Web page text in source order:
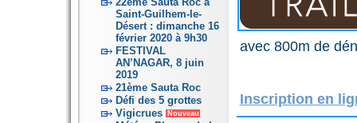
Saint-Guilhem-le-
Désert : dimanche 16
février 2020 à 9h30
FESTIVAL
AN’NAGAR, 8 juin
2019
21ème Sauta Roc
Défi des 5 grottes
Vigicrues
Nouveau
avec 800m de
Inscription en